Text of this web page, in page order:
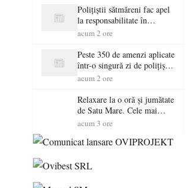
Polițiștii sătmăreni fac apel
la responsabilitate în
trafic…
acum 2 ore
Peste 350 de amenzi aplicate
într-o singură zi de polițiștii
sătmăreni
acum 2 ore
Relaxare la o oră și jumătate
de Satu Mare. Cele mai
spectaculoase piscine
Maramureș, ideale pentru o
acum 3 ore